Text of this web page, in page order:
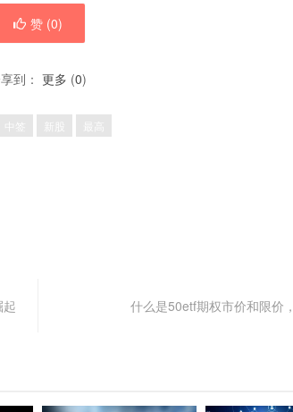
赞 (0)
到： 更多 (0)
中签
什么是50etf期权市价和限价